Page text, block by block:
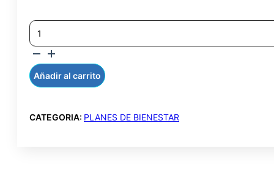
ASESORIA
DEPORTIVA
SEGUIMIENTO
90
DIAS
CANTIDAD
Añadir al carrito
CATEGORIA: PLANES DE BIENESTAR